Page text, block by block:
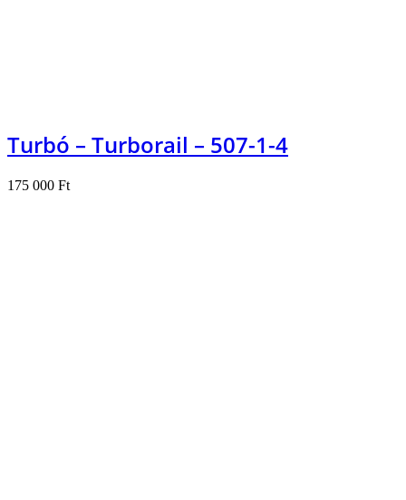
Turbó – Turborail – 507-1-4
175 000 Ft